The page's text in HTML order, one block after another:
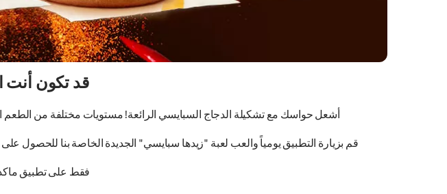
قد تكون أنت
أشعل حواسك مع تشكيلة الدجاج السبايسي الرائعة! مستويات مختلفة من الطعم
قم بزيارة التطبيق يومياً والعب لعبة "زيدها سبايسي" الجديدة الخاصة بنا للحصول على مشاركات تمنحك الفرصة لتكون
فقط على تطبيق